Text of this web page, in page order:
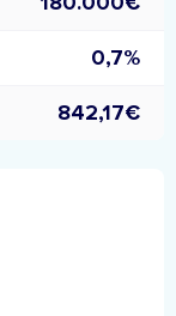
0,7%
842,17€